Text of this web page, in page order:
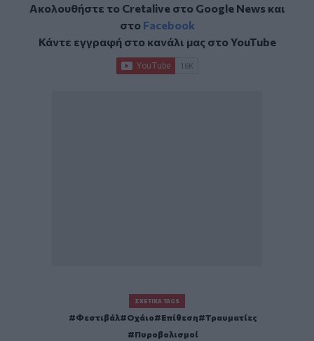
Ακολουθήστε το Cretalive στο Google Newsκαι
στο Facebook
Κάντε εγγραφή στο κανάλι μας στοYouTube
ΣΧΕΤΙΚΆ TAGS
Φεστιβάλ Οχάιο Επίθεση
Τραυματίες
Πυροβολισμοί